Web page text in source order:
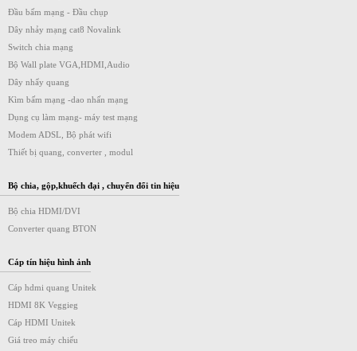
Đầu bấm mạng - Đầu chụp
Dây nhảy mạng cat8 Novalink
Switch chia mạng
Bộ Wall plate VGA,HDMI,Audio
Dây nhẩy quang
Kìm bấm mạng -dao nhấn mạng
Dụng cụ làm mạng- máy test mạng
Modem ADSL, Bộ phát wifi
Thiết bị quang, converter , modul
Bộ chia, gộp,khuếch đại , chuyển đổi tin hiệu
Bộ chia HDMI/DVI
Converter quang BTON
Cáp tín hiệu hình ảnh
Cáp hdmi quang Unitek
HDMI 8K Veggieg
Cáp HDMI Unitek
Giá treo máy chiếu